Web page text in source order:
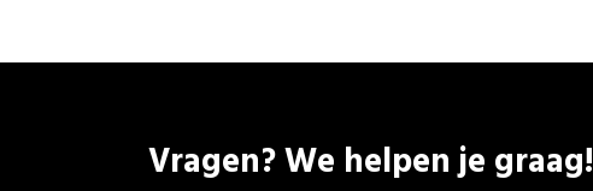
Vragen? We helpen je graag!